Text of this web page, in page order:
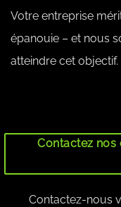
Votre entreprise
épanouie – et nous
atteindre cet objectif.
Contactez nos
Contactez-nous